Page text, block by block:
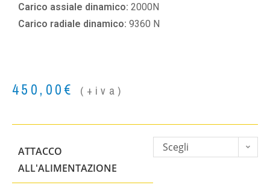
Carico assiale dinamico: 2000N
Carico radiale dinamico: 9360 N
450,00€ (+iva)
ATTACCO
ALL'ALIMENTAZIONE
Scegli